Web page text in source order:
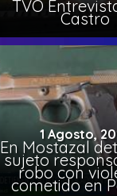
TVO
Castro
1 Agosto,
En Mostazal
sujeto
robo con
cometido en